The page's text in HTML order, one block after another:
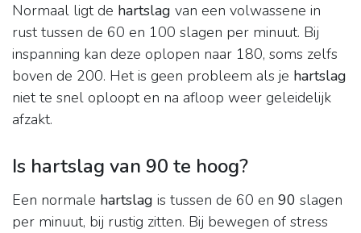
Normaal ligt de hartslag van een volwassene in
rust tussen de 60 en 100 slagen per minuut. Bij
inspanning kan deze oplopen naar 180, soms zelfs
boven de 200. Het is geen probleem als je hartslag
niet te snel oploopt en na afloop weer geleidelijk
afzakt.
Is hartslag van 90 te hoog?
Een normale hartslag is tussen de 60 en 90 slagen
per minuut, bij rustig zitten. Bij bewegen of stress